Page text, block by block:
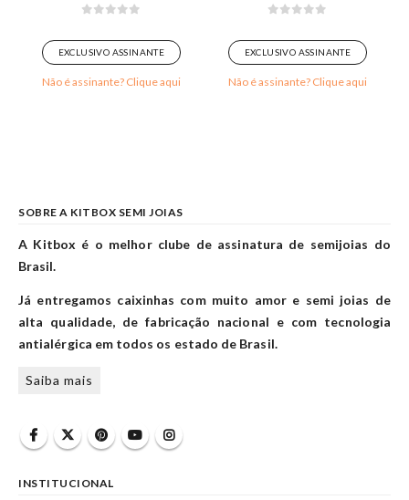
EXCLUSIVO ASSINANTE
Não é assinante? Clique aqui
EXCLUSIVO ASSINANTE
Não é assinante? Clique aqui
SOBRE A KITBOX SEMI JOIAS
A Kitbox é o melhor clube de assinatura de semijoias do
Brasil.
Já entregamos caixinhas com muito amor e semi joias de
alta qualidade, de fabricação nacional e com tecnologia
antialérgica em todos os estado de Brasil.
Saiba mais
INSTITUCIONAL